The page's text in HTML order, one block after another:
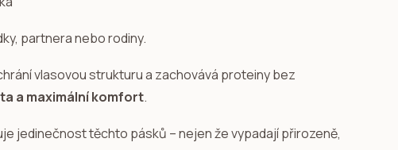
partnera nebo rodiny.
vlasovou strukturu a zachovává proteiny bez
a maximální komfort.
jedinečnost těchto pásků – nejen že vypadají přirozeně,